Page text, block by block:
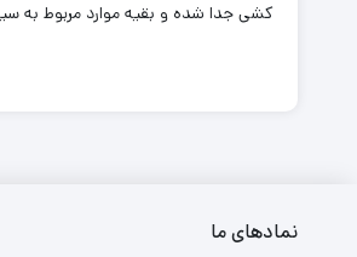
کشی جدا شده و بقیه موارد مربوط به
نمادهای ما